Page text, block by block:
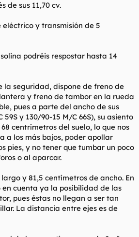
de sus 11,70 cv.
eléctrico y transmisión de 5
podréis respostar hasta 14
la seguridad, dispone de freno de
y freno de tambor en la rueda
pues a parte del ancho de sus
59S y 130/90-15 M/C 66S), su asiento
centrímetros del suelo, lo que nos
a los más bajos, poder apollar
pies, y no tener que tumbar un poco
o al aparcar.
y 81,5 centímetros de ancho. En
cuenta ya la posibilidad de las
pues éstas no llegan a ser tan
La distancia entre ejes es de